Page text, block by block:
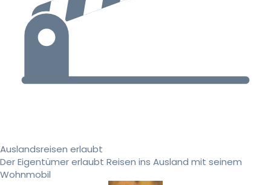
Auslandsreisen erlaubt
Der Eigentümer erlaubt Reisen ins Ausland mit seinem
Wohnmobil